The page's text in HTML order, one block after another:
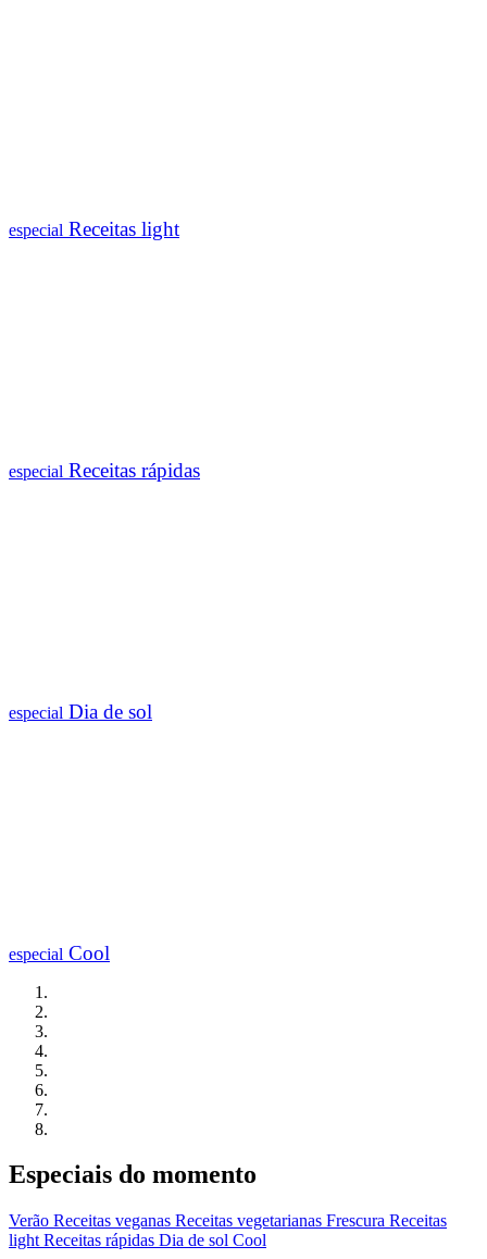
especial Receitas light
especial Receitas rápidas
especial Dia de sol
especial Cool
Especiais do momento
Verão Receitas veganas Receitas vegetarianas Frescura Receitas
light Receitas rápidas Dia de sol Cool